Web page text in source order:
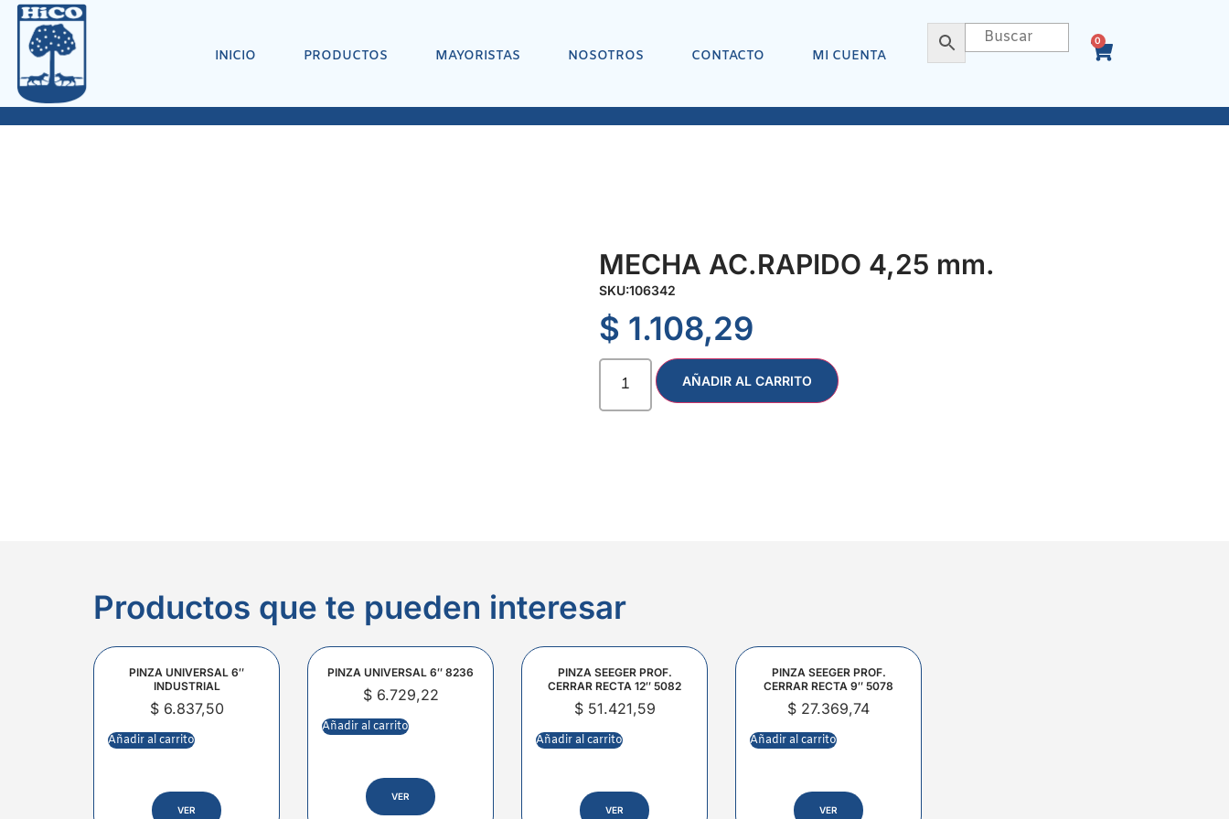
INICIO PRODUCTOS MAYORISTAS NOSOTROS CONTACTO MI CUENTA
0
MECHA AC.RAPIDO 4,25 mm.
SKU:106342
$ 1.108,29
AÑADIR AL CARRITO
Productos que te pueden interesar
PINZA UNIVERSAL 6″
INDUSTRIAL
$6.837,50
Añadir al carrito
VER
PINZA UNIVERSAL 6″ 8236
$6.729,22
Añadir al carrito
VER
PINZA SEEGER PROF.
CERRAR RECTA 12″ 5082
$51.421,59
Añadir al carrito
VER
PINZA SEEGER PROF.
CERRAR RECTA 9″ 5078
$ 27.369,74
Añadir al carrito
VER